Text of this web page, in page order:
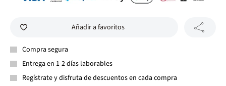
Añadir a favoritos
Compra segura
Entrega en 1-2 días laborables
Regístrate y disfruta de descuentos en cada compra